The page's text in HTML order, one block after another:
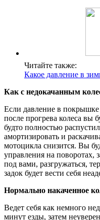
Читайте также:
Какое давление в
Как с недокачанным
Если давление в
после прогрева колеса вы
будто полностью
амортизировать и
мотоцикла снизится. Вы
управления на поворотах,
под вами, разгружаться,
задок будет вести себя
Нормально накаченное
Ведет себя как немного
минут езды, затем